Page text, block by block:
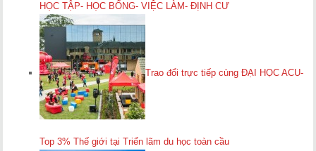
HỌC TẬP- HỌC BỔNG- VIỆC LÀM- ĐỊNH CƯ
Trao đổi trực tiếp cùng ĐẠI HỌC ACU-
Top 3% Thế giới tại Triển lãm du học toàn cầu